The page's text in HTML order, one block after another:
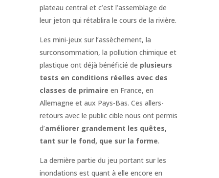
plateau central et c’est l’assemblage de
leur jeton qui rétablira le cours de la rivière.
Les mini-jeux sur l’assèchement, la
surconsommation, la pollution chimique et
plastique ont déjà bénéficié de plusieurs
tests en conditions réelles avec des
classes de primaire en France, en
Allemagne et aux Pays-Bas. Ces allers-
retours avec le public cible nous ont permis
d’améliorer grandement les quêtes,
tant sur le fond, que sur la forme.
La dernière partie du jeu portant sur les
inondations est quant à elle encore en